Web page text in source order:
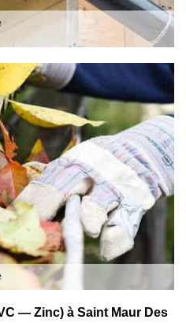
— Zinc) à Saint Maur Des